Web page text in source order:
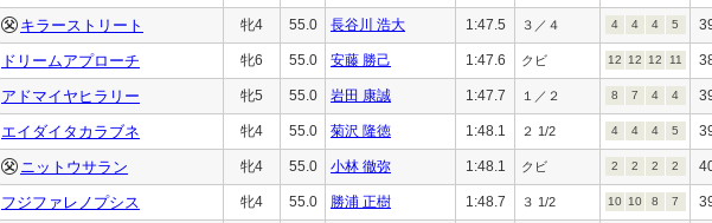
キラーストリート 牝4 55.0 長谷川 浩大 1:47.5 ３／４ 4 4 4 5
ドリームアプローチ 牝6 55.0 安藤 勝己 1:47.6 クビ 12 12 12 11
アドマイヤヒラリー 牝5 55.0 岩田 康誠 1:47.7 １／２ 8 7 4 4
エイダイタカラブネ 牝4 55.0 菊沢 隆徳 1:48.1 ２ 1/2 4 4 4 5
ニットウサラン 牝4 55.0 小林 徹弥 1:48.1 クビ 2 2 2 2
フジファレノプシス 牝4 55.0 勝浦 正樹 1:48.7 ３ 1/2 10 10 8 7